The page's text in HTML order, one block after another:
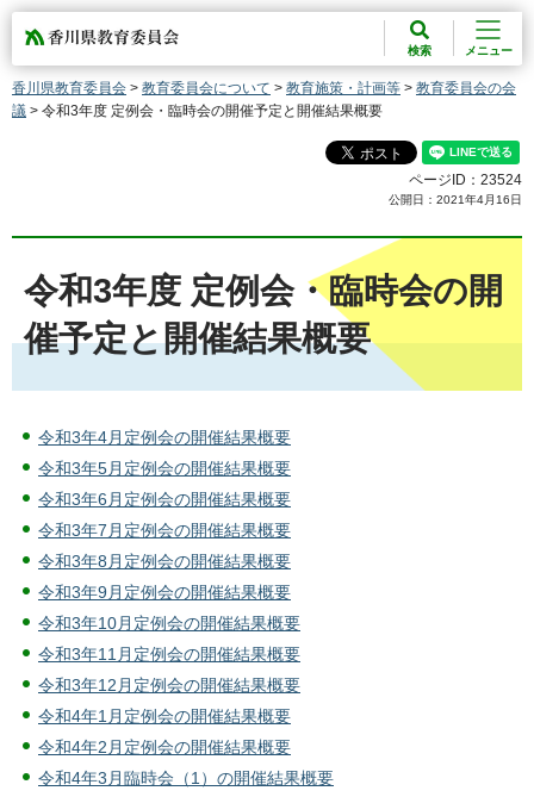
香川県教育委員会
検索 メニュー
香川県教育委員会 > 教育委員会について > 教育施策・計画等 > 教育委員会の会
議 > 令和3年度 定例会・臨時会の開催予定と開催結果概要
ページID：23524
公開日：2021年4月16日
令和3年度 定例会・臨時会の開
催予定と開催結果概要
令和3年4月定例会の開催結果概要
令和3年5月定例会の開催結果概要
令和3年6月定例会の開催結果概要
令和3年7月定例会の開催結果概要
令和3年8月定例会の開催結果概要
令和3年9月定例会の開催結果概要
令和3年10月定例会の開催結果概要
令和3年11月定例会の開催結果概要
令和3年12月定例会の開催結果概要
令和4年1月定例会の開催結果概要
令和4年2月定例会の開催結果概要
令和4年3月臨時会（1）の開催結果概要